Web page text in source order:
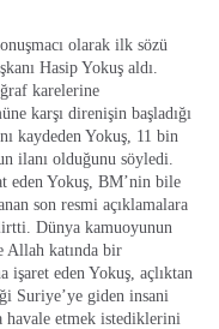
olarak ilk sözü
Hasip Yokuş aldı.
karelerine
karşı direnişin başladığı
kaydeden Yokuş, 11 bin
ilanı olduğunu söyledi.
eden Yokuş, BM’nin bile
son resmi açıklamalara
Dünya kamuoyunun
Allah katında bir
işaret eden Yokuş, açlıktan
Suriye’ye giden insani
havale etmek istediklerini